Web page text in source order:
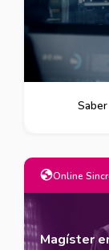
Online
Magíster